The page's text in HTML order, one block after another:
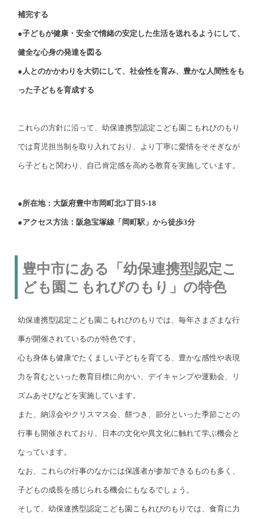
補完する
●子どもが健康・安全で情緒の安定した生活を送れるようにして、
健全な心身の発達を図る
●人とのかかわりを大切にして、社会性を育み、豊かな人間性をも
った子どもを育成する
これらの方針に沿って、幼保連携型認定こども園こもれびのもり
では育児担当制を取り入れており、より丁寧に愛情をそそぎなが
ら子どもと関わり、自己肯定感を高める教育を実施しています。
●所在地：大阪府豊中市岡町北3丁目5-18
●アクセス方法：阪急宝塚線「岡町駅」から徒歩3分
豊中市にある「幼保連携型認定こ
ども園こもれびのもり」の特色
幼保連携型認定こども園こもれびのもりでは、毎年さまざまな行
事が開催されているのが特色です。
心も身体も健康でたくましい子どもを育てる、豊かな感性や表現
力を育むといった教育目標に向かい、デイキャンプや運動会、リ
ズムあそびなどを実施しています。
また、納涼会やクリスマス会、餅つき、節分といった季節ごとの
行事も開催されており、日本の文化や異文化に触れて学ぶ機会と
なっています。
なお、これらの行事のなかには保護者が参加できるものも多く、
子どもの成長を感じられる機会にもなるでしょう。
そして、幼保連携型認定こども園こもれびのもりでは、食育に力